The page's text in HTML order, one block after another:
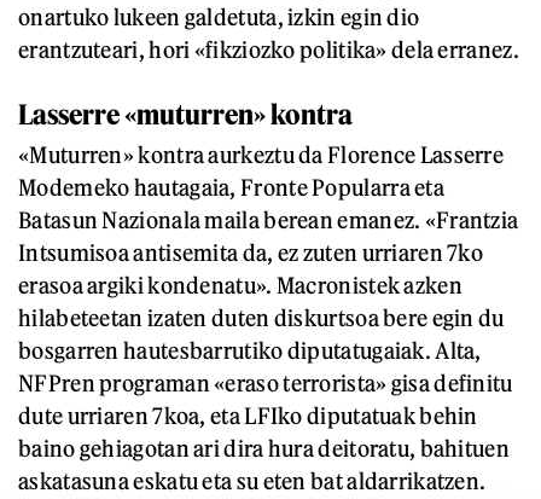
onartuko lukeen galdetuta, izkin egin dio
erantzuteari, hori «fikziozko politika» dela erranez.
Lasserre «muturren» kontra
«Muturren» kontra aurkeztu da Florence Lasserre
Modemeko hautagaia, Fronte Popularra eta
Batasun Nazionala maila berean emanez. «Frantzia
Intsumisoa antisemita da, ez zuten urriaren 7ko
erasoa argiki kondenatu». Macronistek azken
hilabeteetan izaten duten diskurtsoa bere egin du
bosgarren hautesbarrutiko diputatugaiak. Alta,
NFPren programan «eraso terrorista» gisa definitu
dute urriaren 7koa, eta LFIko diputatuak behin
baino gehiagotan ari dira hura deitoratu, bahituen
askatasuna eskatu eta su eten bat aldarrikatzen.